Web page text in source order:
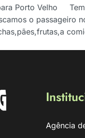
Porto Velho
o passageiro
Agência